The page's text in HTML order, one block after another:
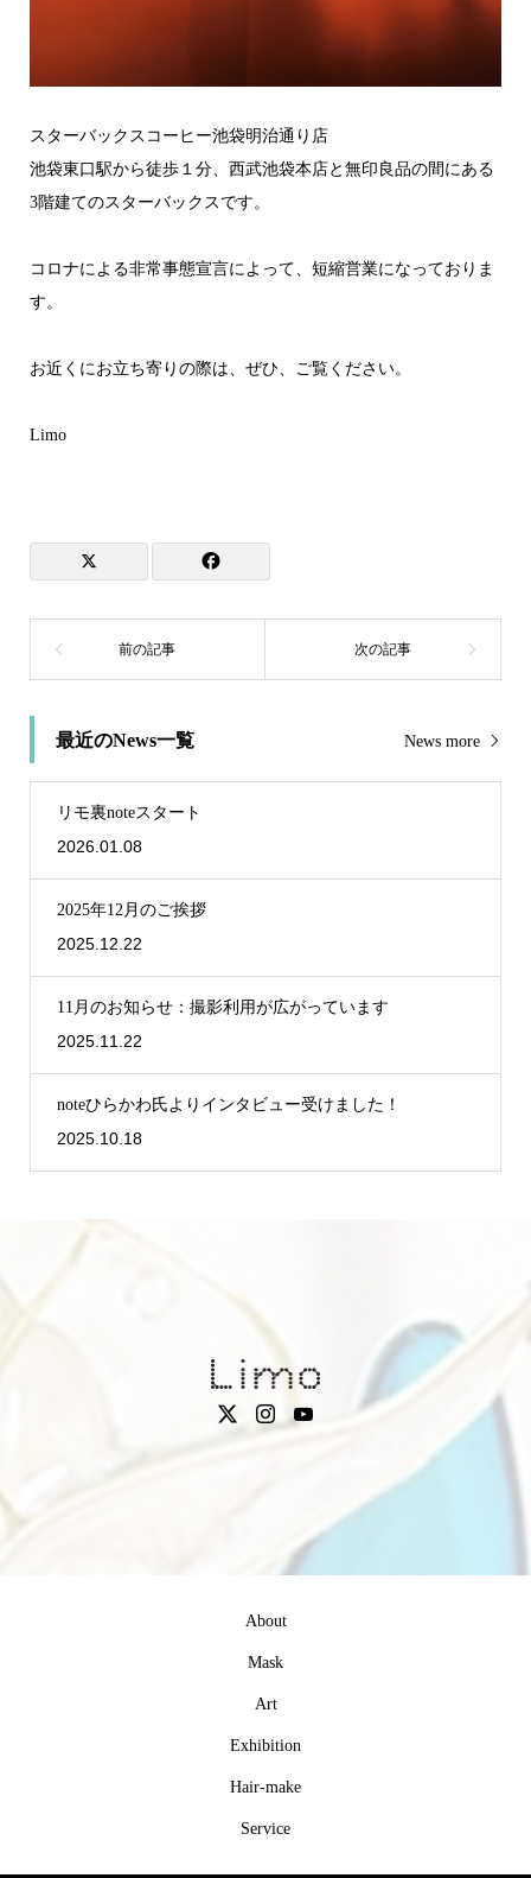
スターバックスコーヒー池袋明治通り店
池袋東口駅から徒歩１分、西武池袋本店と無印良品の間にある
3階建てのスターバックスです。
コロナによる非常事態宣言によって、短縮営業になっておりま
す。
お近くにお立ち寄りの際は、ぜひ、ご覧ください。
Limo
最近のNews一覧 News more
リモ裏noteスタート
2026.01.08
2025年12月のご挨拶
2025.12.22
11月のお知らせ：撮影利用が広がっています
2025.11.22
noteひらかわ氏よりインタビュー受けました！
2025.10.18
About
Mask
Art
Exhibition
Hair-make
Service